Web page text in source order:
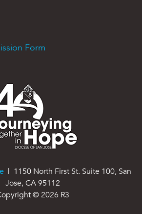
Form
| 1150 North First St. Suite 100, San
Jose, CA 95112
©2026 R3